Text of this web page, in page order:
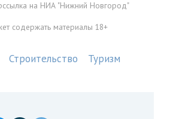
на НИА "Нижний Новгород"
содержать материалы 18+
Строительство Туризм